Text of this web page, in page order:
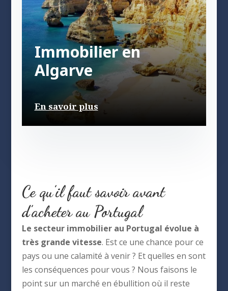
Immobilier en
Algarve
En savoir plus
Ce qu’il faut savoir avant
d’acheter au Portugal
Le secteur immobilier au Portugal évolue à
très grande vitesse. Est ce une chance pour ce
pays ou une calamité à venir ? Et quelles en sont
les conséquences pour vous ? Nous faisons le
point sur un marché en ébullition où il reste